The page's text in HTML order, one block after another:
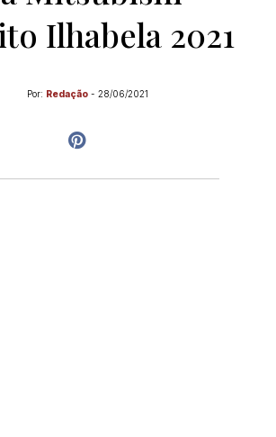
Ilhabela 2021
Por: Redação - 28/06/2021